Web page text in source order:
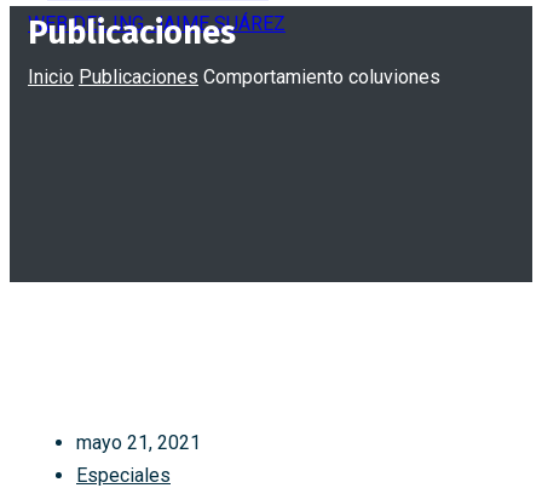
Publicaciones
Inicio Publicaciones Comportamiento coluviones
mayo 21, 2021
Especiales